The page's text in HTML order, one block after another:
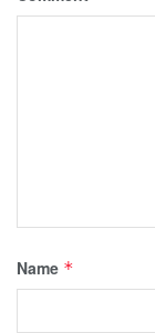
Name *